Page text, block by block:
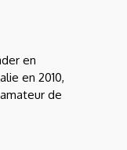
en
en 2010,
de